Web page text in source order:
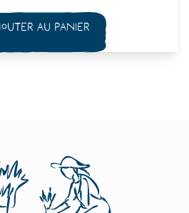
de la graine qui contient des
avant de la consommer.
au panier